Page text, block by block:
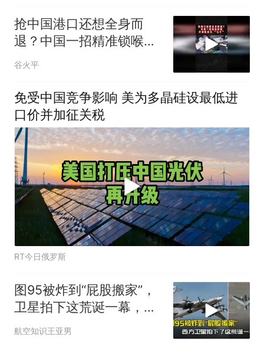
抢中国港口还想全身而
退？中国一招精准锁喉，
打到巴拿马 “七寸”03
谷火平
免受中国竞争影响 美为多晶硅设最低进
口价并加征关税
RT今日俄罗斯
图95被炸到“屁股搬家”，
卫星拍下这荒诞一幕，普
京看到作何感想
航空知识王亚男